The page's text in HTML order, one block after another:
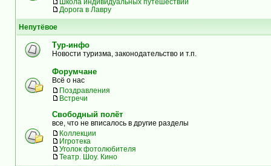
Дорога в Лавру
Непутёвое
Тур-инфо
Новости туризма, законодательство и т.п.
Форумчане
Всё о нас
Поздравления
Встречи
Свободный полёт
все, что не вписалось в другие разделы
Коллекции
Игротека
Уголок фотолюбителя
Театр. Шоу. Кино